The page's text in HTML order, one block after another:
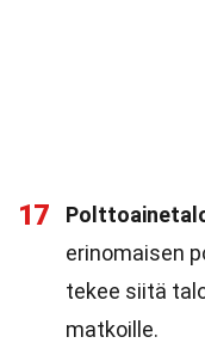
17
erinomaisen
tekee siitä
matkoille.